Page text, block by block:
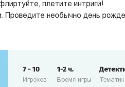
плетите интриги!
Проведите необычно день
Игроков
7-10
Время игры
1-2ч.